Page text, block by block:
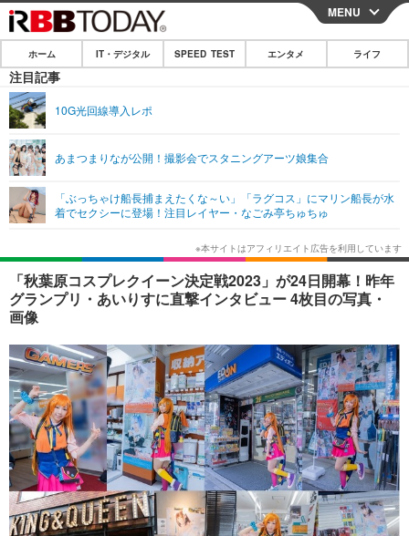
CLOSE
ホーム
IT・デジタル
ショッピング その他
SPEED TEST
エンタメ
エンタメTOP 映画・ドラマ
韓国・芸能
音楽 スポーツ
ショッピング その他
ライフ
ライフTOP グルメ
ペット ショッピング
リリース一覧
プッシュ通知の停止方法
MENU
ホーム IT・デジタル SPEED TEST エンタメ ライフ
注目記事
10G光回線導入レポ
あまつまりなが公開！撮影会でスタニングアーツ娘集合
「ぶっちゃけ船長捕まえたくな～い」「ラグコス」にマリン船長が水
着でセクシーに登場！注目レイヤー・なごみ亭ちゅちゅ
「秋葉原コスプレクイーン決定戦2023」が24日開幕！昨年
グランプリ・あいりすに直撃インタビュー 4枚目の写真・
画像